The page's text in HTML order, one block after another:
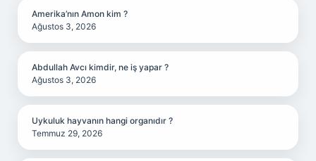
Amerika’nın Amon kim ?
Ağustos 3, 2026
Abdullah Avcı kimdir, ne iş yapar ?
Ağustos 3, 2026
Uykuluk hayvanın hangi organıdır ?
Temmuz 29, 2026